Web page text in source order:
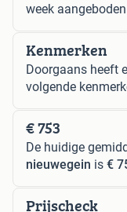
week
Kenmerken
Doorgaans heeft
volgende
€ 753
De huidige
nieuwegein is €
Prijscheck